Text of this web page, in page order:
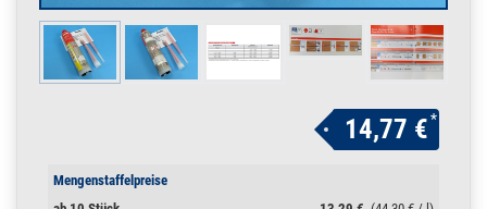
14,77 €*
Mengenstaffelpreise